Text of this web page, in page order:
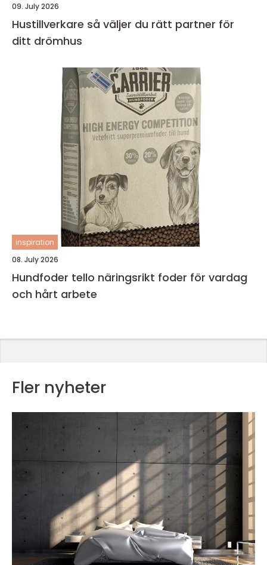
09. July 2026
Hustillverkare så väljer du rätt partner för
ditt drömhus
inspiration
08. July 2026
Hundfoder tello näringsrikt foder för vardag
och hårt arbete
Fler nyheter